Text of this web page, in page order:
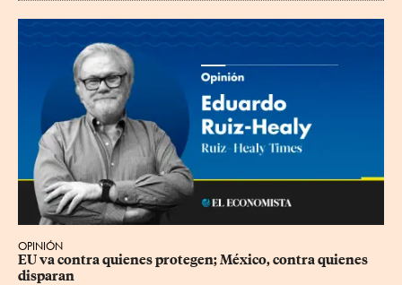
OPINIÓN
EU va contra quienes protegen; México, contra quienes
disparan